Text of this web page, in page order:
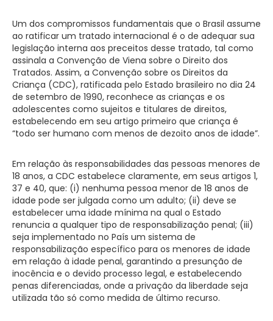
Um dos compromissos fundamentais que o Brasil assume
ao ratificar um tratado internacional é o de adequar sua
legislação interna aos preceitos desse tratado, tal como
assinala a Convenção de Viena sobre o Direito dos
Tratados. Assim, a Convenção sobre os Direitos da
Criança (CDC), ratificada pelo Estado brasileiro no dia 24
de setembro de 1990, reconhece as crianças e os
adolescentes como sujeitos e titulares de direitos,
estabelecendo em seu artigo primeiro que criança é
“todo ser humano com menos de dezoito anos de idade”.
Em relação às responsabilidades das pessoas menores de
18 anos, a CDC estabelece claramente, em seus artigos 1,
37 e 40, que: (i) nenhuma pessoa menor de 18 anos de
idade pode ser julgada como um adulto; (ii) deve se
estabelecer uma idade mínima na qual o Estado
renuncia a qualquer tipo de responsabilização penal; (iii)
seja implementado no País um sistema de
responsabilização específico para os menores de idade
em relação à idade penal, garantindo a presunção de
inocência e o devido processo legal, e estabelecendo
penas diferenciadas, onde a privação da liberdade seja
utilizada tão só como medida de último recurso.